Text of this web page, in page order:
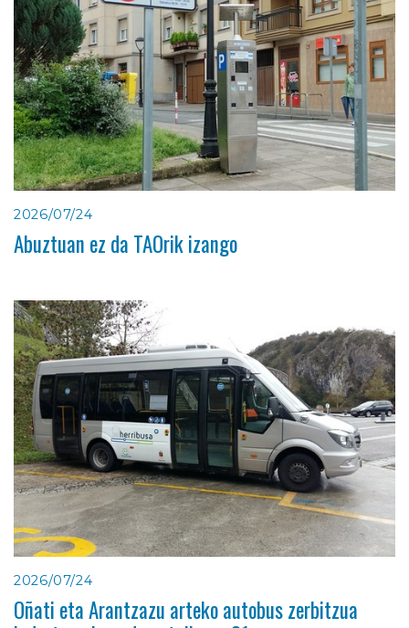
2026/07/24
Abuztuan ez da TAOrik izango
2026/07/24
Oñati eta Arantzazu arteko autobus zerbitzua